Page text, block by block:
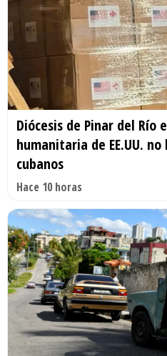
Diócesis de Pinar del Río
humanitaria de EE.UU.
cubanos
Hace 10 horas